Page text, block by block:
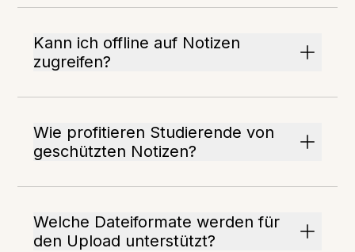
Kann ich offline auf Notizen
zugreifen?
Wie profitieren Studierende von
geschützten Notizen?
Welche Dateiformate werden für
den Upload unterstützt?